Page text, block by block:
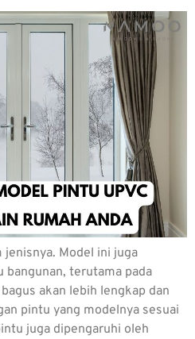
jenisnya. Model ini juga
terutama pada
akan lebih lengkap dan
pintu yang modelnya sesuai
juga dipengaruhi oleh